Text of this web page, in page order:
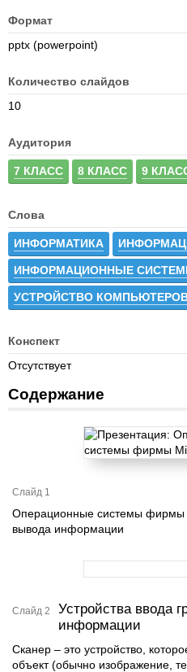
Формат
pptx (powerpoint)
Количество слайдов
10
Аудитория
7 КЛАСС 8 КЛАСС 9
Слова
ИНФОРМАТИКА
ИНФОРМАЦИОННЫЕ
УСТРОЙСТВО
Конспект
Отсутствует
Содержание
Слайд 1
Операционные системы фирмы
вывода информации
Слайд 2
Устройства ввода
информации
Сканер – это устройство,
объект (обычно изображение,